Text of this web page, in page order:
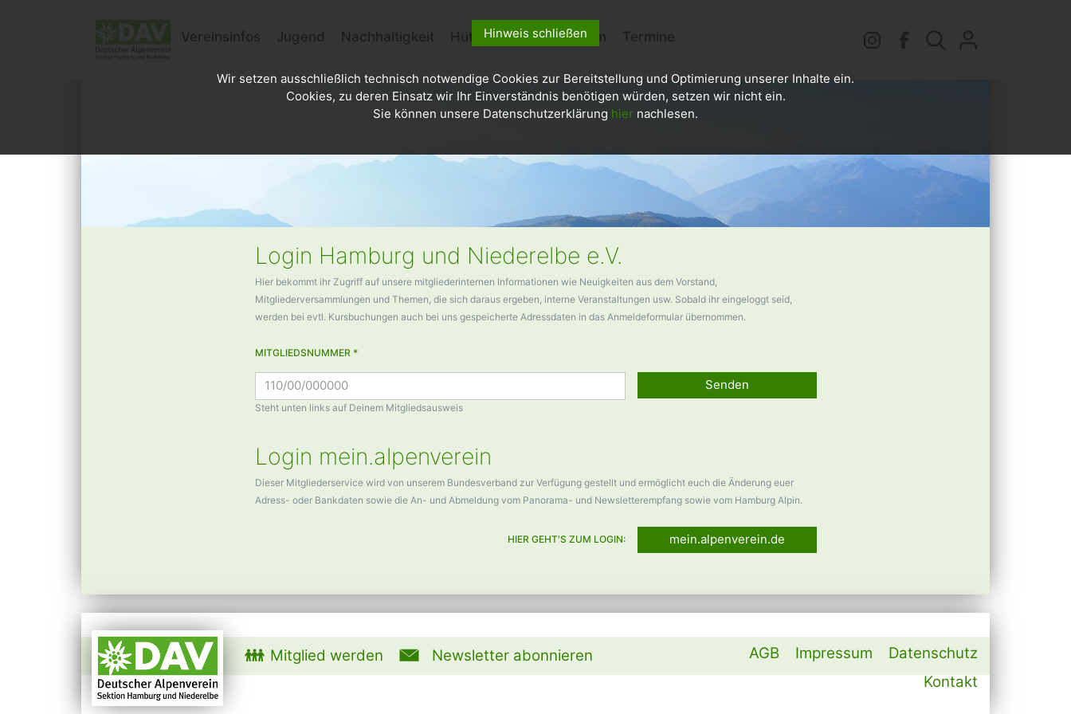
Vereinsinfos Jugend Nachhaltigkeit Hütten Kletterzentrum Termine
Login Hamburg und Niederelbe e.V.
Hier bekommt ihr Zugriff auf unsere mitgliederinternen Informationen wie Neuigkeiten aus dem Vorstand,
Mitgliederversammlungen und Themen, die sich daraus ergeben, interne Veranstaltungen usw. Sobald ihr eingeloggt seid,
werden bei evtl. Kursbuchungen auch bei uns gespeicherte Adressdaten in das Anmeldeformular übernommen.
MITGLIEDSNUMMER *
Steht unten links auf Deinem Mitgliedsausweis
Senden
Login mein.alpenverein
Dieser Mitgliederservice wird von unserem Bundesverband zur Verfügung gestellt und ermöglicht euch die Änderung euer
Adress- oder Bankdaten sowie die An- und Abmeldung vom Panorama- und Newsletterempfang sowie vom Hamburg Alpin.
HIER GEHT'S ZUM LOGIN: mein.alpenverein.de
Mitglied werden Newsletter abonnieren Datenschutz
Impressum
AGB
Kontakt
Hinweis schließen
Wir setzen ausschließlich technisch notwendige Cookies zur Bereitstellung und Optimierung unserer Inhalte ein.
Cookies, zu deren Einsatz wir Ihr Einverständnis benötigen würden, setzen wir nicht ein.
Sie können unsere Datenschutzerklärung hier nachlesen.